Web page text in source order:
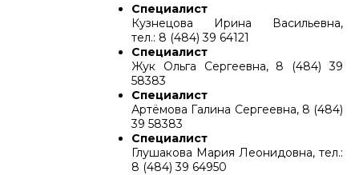
Специалист
Кузнецова Ирина Васильевна,
тел.: 8 (484) 39 64121
Специалист
Жук Ольга Сергеевна, 8 (484) 39
58383
Специалист
Артёмова Галина Сергеевна, 8 (484)
39 58383
Специалист
Глушакова Мария Леонидовна, тел.:
8 (484) 39 64950